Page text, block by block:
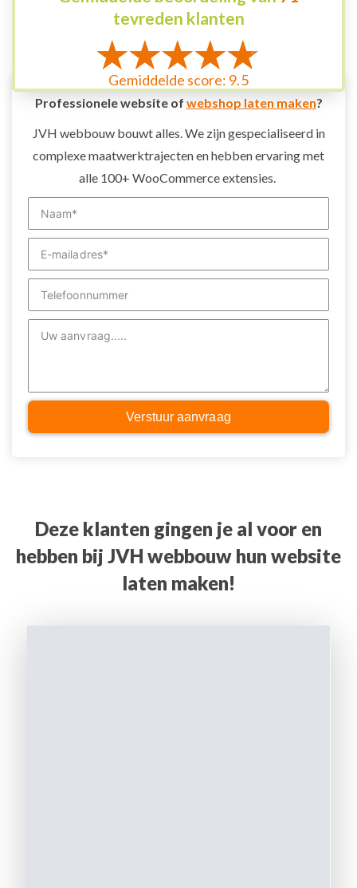
tevreden klanten
Gemiddelde score: 9.5
Professionele website of webshop laten maken?
JVH webbouw bouwt alles. We zijn gespecialiseerd in
complexe maatwerktrajecten en hebben ervaring met
alle 100+ WooCommerce extensies.
Verstuur aanvraag
Deze klanten gingen je al voor en
hebben bij JVH webbouw hun website
laten maken!